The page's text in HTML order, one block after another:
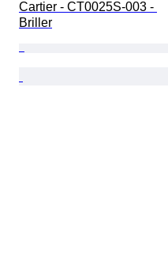
Cartier - CT0025S-003 -
Briller